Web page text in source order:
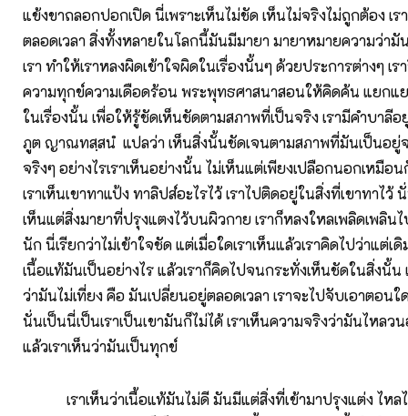
แข้งขาถลอกปอกเปิด นี่เพราะเห็นไม่ชัด เห็นไม่จริงไม่ถูกต้อง เ
ตลอดเวลา สิ่งทั้งหลายในโลกนี้มันมีมายา มายาหมายความว่า
เรา ทำให้เราหลงผิดเข้าใจผิดในเรื่องนั้นๆ ด้วยประการต่างๆ เ
ความทุกข์ความเดือดร้อน พระพุทธศาสนาสอนให้คิดค้น แยกแย
ในเรื่องนั้น เพื่อให้รู้ชัดเห็นชัดตามสภาพที่เป็นจริง เรามีคำบาลี
ภูต ญาณทสฺสนํ แปลว่า เห็นสิ่งนั้นชัดเจนตามสภาพที่มันเป็นอยู่
จริงๆ อย่างไรเราเห็นอย่างนั้น ไม่เห็นแต่เพียงเปลือกนอกเหมือ
เราเห็นเขาทาแป้ง ทาลิปส์อะไรไว้ เราไปติดอยู่ในสิ่งที่เขาทาไว้
เห็นแต่สิ่งมายาที่ปรุงแตงไว้บนผิวกาย เราก็หลงใหลเพลิดเพลิน
นัก นี่เรียกว่าไม่เข้าใจชัด แต่เมื่อใดเราเห็นแล้วเราคิดไปว่าแต่เ
เนื้อแท้มันเป็นอย่างไร แล้วเราก็คิดไปจนกระทั่งเห็นชัดในสิ่งนั้น
ว่ามันไม่เที่ยง คือ มันเปลี่ยนอยู่ตลอดเวลา เราจะไปจับเอาตอน
นั่นเป็นนี่เป็นเราเป็นเขามันก็ไม่ได้ เราเห็นความจริงว่ามันไหลว
แล้วเราเห็นว่ามันเป็นทุกข์
เราเห็นว่าเนื้อแท้มันไม่ดี มันมีแต่สิ่งที่เข้ามาปรุงแต่ง ไหล